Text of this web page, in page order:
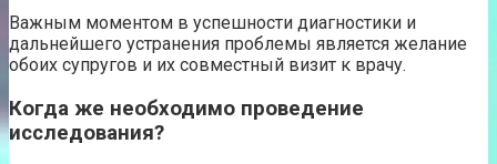
Важным моментом в успешности диагностики и
дальнейшего устранения проблемы является желание
обоих супругов и их совместный визит к врачу.
Когда же необходимо проведение
исследования?